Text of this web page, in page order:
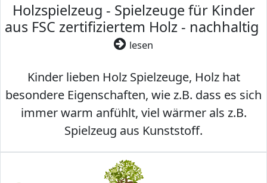
Holzspielzeug - Spielzeuge für Kinder
aus FSC zertifiziertem Holz - nachhaltig
lesen
Kinder lieben Holz Spielzeuge, Holz hat
besondere Eigenschaften, wie z.B. dass es sich
immer warm anfühlt, viel wärmer als z.B.
Spielzeug aus Kunststoff.